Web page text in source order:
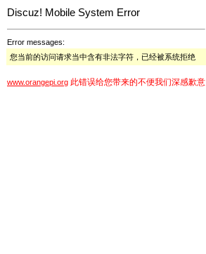
Discuz! Mobile System Error
Error messages:
您当前的访问请求当中含有非法字符，已经被系统拒绝
www.orangepi.org 此错误给您带来的不便我们深感歉意